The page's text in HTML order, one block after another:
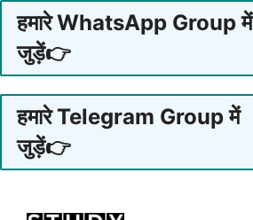
हमारे WhatsApp Group में
जुड़ें👉
हमारे Telegram Group में
जुड़ें👉